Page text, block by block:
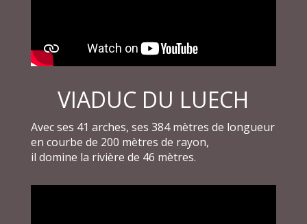
VIADUC DU LUECH
Avec ses 41 arches, ses 384 mètres de longueur
en courbe de 200 mètres de rayon,
il domine la rivière de 46 mètres.